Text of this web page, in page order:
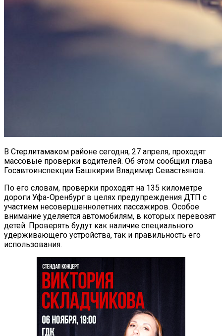
В Стерлитамаком районе сегодня, 27 апреля, проходят
массовые проверки водителей. Об этом сообщил глава
Госавтоинспекции Башкирии Владимир Севастьянов.
По его словам, проверки проходят на 135 километре
дороги Уфа-Оренбург в целях предупреждения ДТП с
участием несовершеннолетних пассажиров. Особое
внимание уделяется автомобилям, в которых перевозят
детей. Проверять будут как наличие специального
удерживающего устройства, так и правильность его
использования.